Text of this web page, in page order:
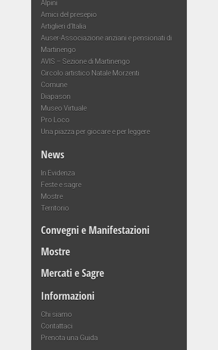
Alpini
Amici del presepio
Artiglieri d’Italia
Auser-Associazione anziani e pensionati di
Martinengo
AVIS – Sezione di Martinengo
Circolo artistico Natale Morzenti
Comune
Diapason
Museo Virtuale
Pro Loco
Una piazza per giocare e per leggere
News
In Evidenza
Feste e sagre
Mostre
Territorio
Convegni e Manifestazioni
Mostre
Mercati e Sagre
Informazioni
Chi siamo
Contattaci
Prenota una Guida